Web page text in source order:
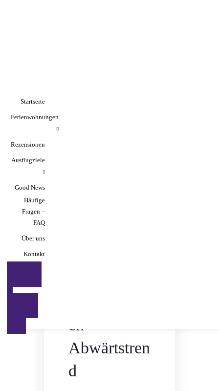
Startseite
Ferienwohnungen
Rezensionen
Ausflugziele
Good News
Häufige
Fragen –
FAQ
Über uns
Kontakt
Startseite
Ferienwohnungen
Rezensionen
Ausflugziele
Good News
Häufige
Fragen –
FAQ
Über uns
Kontakt
Zeiten für
(21.04.2026)
en
Abwärtstren
d